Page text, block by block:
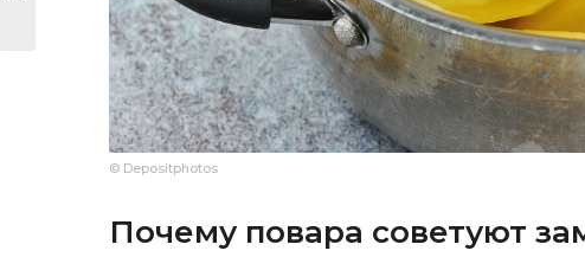
© Depositphotos
Почему повара советуют